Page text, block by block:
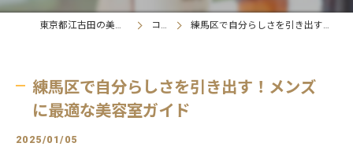
東京都江古田の美容室ならヘアメンテ コラム 練馬区で自分らしさを引き出す！メンズに最適な美容室ガイド
練馬区で自分らしさを引き出す！メンズ
に最適な美容室ガイド
2025/01/05